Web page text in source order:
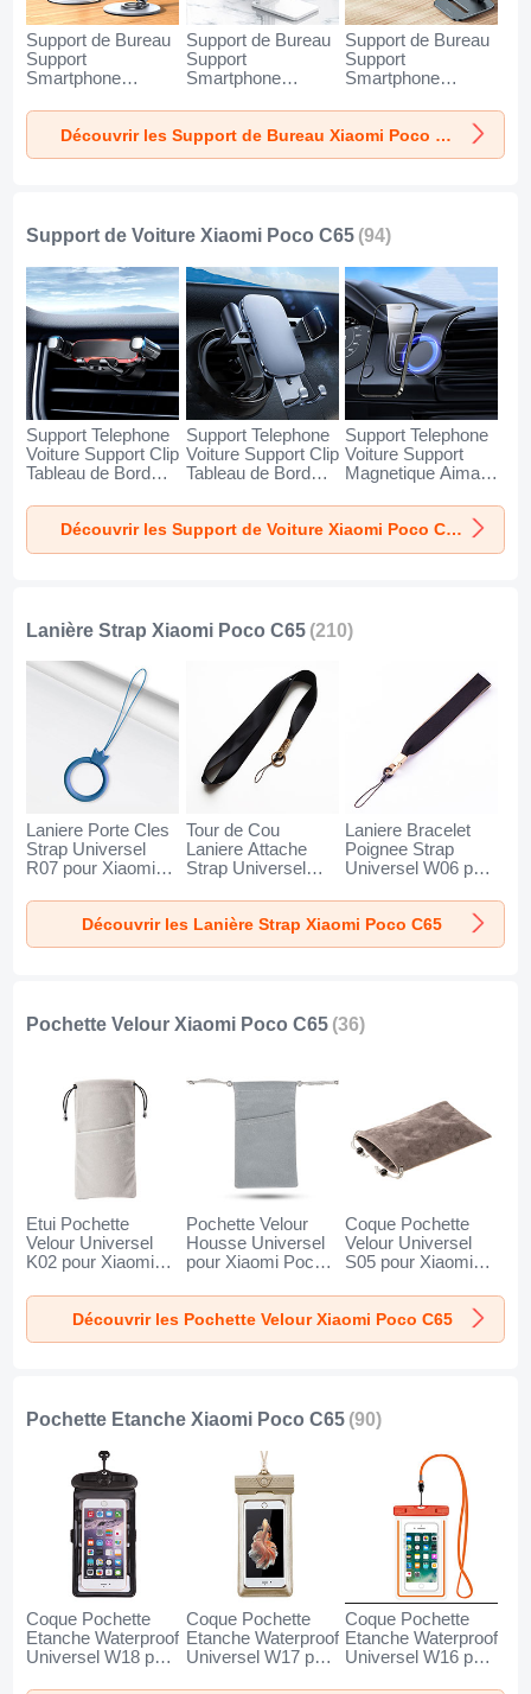
Support de Bureau
Support
Smartphone
Xiaomi Poco C65
Argent
Support de Bureau
Support
Smartphone
Xiaomi Poco C65
Blanc
Support de Bureau
Support
Smartphone
Xiaomi Poco C65
Noir
Découvrir les Support de Bureau Xiaomi Poco C65
Support de Voiture Xiaomi Poco C65 (94)
Support Telephone
Voiture Support Clip
Tableau de Bord
Xiaomi Poco C65
Support Telephone
Voiture Support Clip
Tableau de Bord
Xiaomi Poco C65
Noir
Support Telephone
Voiture Support
Magnetique Aimant
Universel BS1 pour
Xiaomi Poco C65
Noir
Découvrir les Support de Voiture Xiaomi Poco C65
Lanière Strap Xiaomi Poco C65 (210)
Laniere Porte Cles
Strap Universel
R07 pour Xiaomi
Tour de Cou
Laniere Attache
Strap Universel
Poco C65 Noir
Laniere Bracelet
Poignee Strap
Universel W06 pour
Noir
Découvrir les Lanière Strap Xiaomi Poco C65
Pochette Velour Xiaomi Poco C65 (36)
Etui Pochette
Velour Universel
K02 pour Xiaomi
Pochette Velour
Housse Universel
pour Xiaomi Poco
Coque Pochette
Velour Universel
S05 pour Xiaomi
Découvrir les Pochette Velour Xiaomi Poco C65
Pochette Etanche Xiaomi Poco C65 (90)
Coque Pochette
Etanche Waterproof
Universel W18 pour
Coque Pochette
Etanche Waterproof
Universel W17 pour
Coque Pochette
Etanche Waterproof
Universel W16 pour